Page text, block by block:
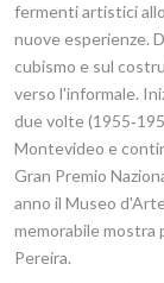
fermenti artistici
nuove esperienze.
cubismo e sul
verso l'informale.
due volte
Montevideo e
Gran Premio
anno il Museo
memorabile mostra
Pereira.